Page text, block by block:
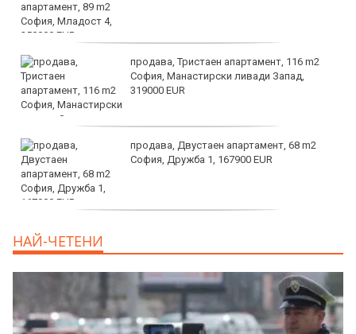
продава, Тристаен апартамент, 116 m2
София, Манастирски ливади Запад,
319000 EUR
продава, Двустаен апартамент, 68 m2
София, Дружба 1, 167900 EUR
НАЙ-ЧЕТЕНИ